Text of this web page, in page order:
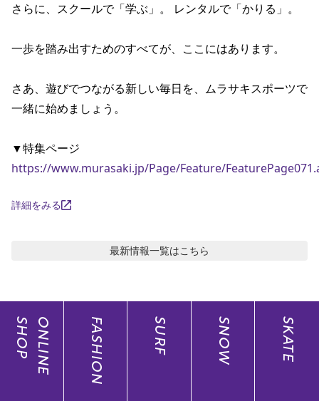
さらに、スクールで「学ぶ」。 レンタルで「かりる」。
一歩を踏み出すためのすべてが、ここにはあります。
さあ、遊びでつながる新しい毎日を、ムラサキスポーツで
一緒に始めましょう。
https://www.murasaki.jp/Page/Feature/
詳細をみる
最新情報一覧はこちら
ONLINE
SHOP FASHION SURF SNOW SKATE